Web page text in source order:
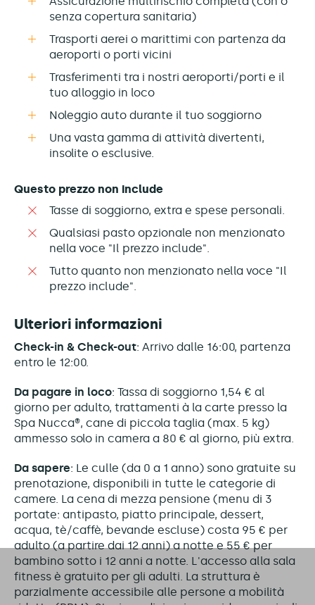
senza copertura sanitaria)
Trasporti aerei o marittimi con partenza da
aeroporti o porti vicini
Trasferimenti tra i nostri aeroporti/porti e il
tuo alloggio in loco
Noleggio auto durante il tuo soggiorno
Una vasta gamma di attività divertenti,
insolite o esclusive.
Questo prezzo non include
Tasse di soggiorno, extra e spese personali.
Qualsiasi pasto opzionale non menzionato
nella voce "Il prezzo include".
Tutto quanto non menzionato nella voce "Il
prezzo include".
Ulteriori informazioni
Check-in & Check-out: Arrivo dalle 16:00, partenza
entro le 12:00.
Da pagare in loco: Tassa di soggiorno 1,54 € al
giorno per adulto, trattamenti à la carte presso la
Spa Nucca®, cane di piccola taglia (max. 5 kg)
ammesso solo in camera a 80 € al giorno, più extra.
Da sapere: Le culle (da 0 a 1 anno) sono gratuite su
prenotazione, disponibili in tutte le categorie di
camere. La cena di mezza pensione (menu di 3
portate: antipasto, piatto principale, dessert,
acqua, tè/caffè, bevande escluse) costa 95 € per
adulto (a partire dai 12 anni) a notte e 55 € per
bambino sotto i 12 anni a notte. L'accesso alla sala
fitness è gratuito per gli adulti. La struttura è
parzialmente accessibile alle persone a mobilità